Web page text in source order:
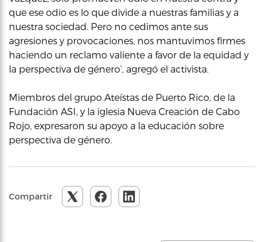
que ese odio es lo que divide a nuestras familias y a
nuestra sociedad. Pero no cedimos ante sus
agresiones y provocaciones, nos mantuvimos firmes
haciendo un reclamo valiente a favor de la equidad y
la perspectiva de género’, agregó el activista.
Miembros del grupo Ateístas de Puerto Rico, de la
Fundación ASI, y la iglesia Nueva Creación de Cabo
Rojo, expresaron su apoyo a la educación sobre
perspectiva de género.
Compartir